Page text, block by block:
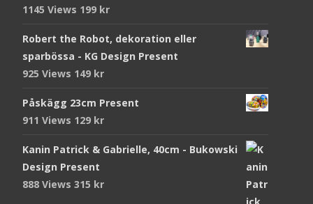
1145 Views 199 kr
Robert the Robot, dekoration eller
sparbössa - KG Design Present
925 Views 149 kr
Påskägg 23cm Present
911 Views 129 kr
Kanin Patrick & Gabrielle, 40cm - Bukowski
Design Present
888 Views 315 kr